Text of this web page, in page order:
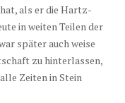
als er die Hartz-
in weiten Teilen der
später auch weise
zu hinterlassen,
Zeiten in Stein